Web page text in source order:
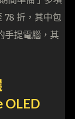
78 折，其中包
手提電腦，其
OLED